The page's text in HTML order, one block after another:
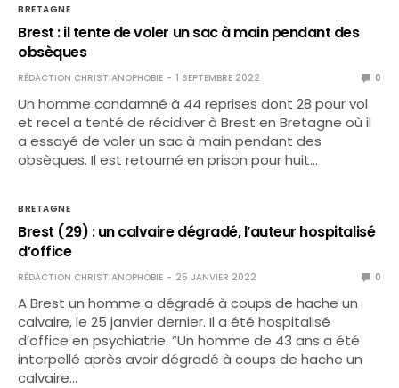
BRETAGNE
Brest : il tente de voler un sac à main pendant des
obsèques
RÉDACTION CHRISTIANOPHOBIE 1 SEPTEMBRE 2022 0
Un homme condamné à 44 reprises dont 28 pour vol
et recel a tenté de récidiver à Brest en Bretagne où il
a essayé de voler un sac à main pendant des
obsèques. Il est retourné en prison pour huit…
BRETAGNE
Brest (29) : un calvaire dégradé, l’auteur hospitalisé
d’office
RÉDACTION CHRISTIANOPHOBIE 25 JANVIER 2022 0
A Brest un homme a dégradé à coups de hache un
calvaire, le 25 janvier dernier. Il a été hospitalisé
d’office en psychiatrie. “Un homme de 43 ans a été
interpellé après avoir dégradé à coups de hache un
calvaire…